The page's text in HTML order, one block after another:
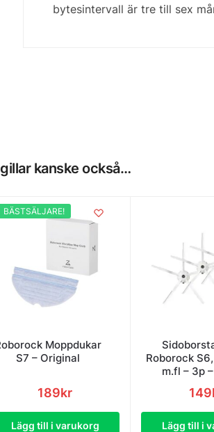
bytesintervall är tre till sex
kanske också…
BÄSTSÄLJARE!
Moppdukar
S7 – Original
189kr
Lägg till i varukorg
Roborock
m.fl – 3p
149
Lägg till i